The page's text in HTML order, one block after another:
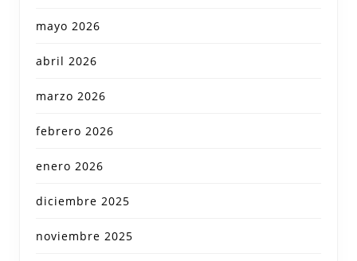
mayo 2026
abril 2026
marzo 2026
febrero 2026
enero 2026
diciembre 2025
noviembre 2025